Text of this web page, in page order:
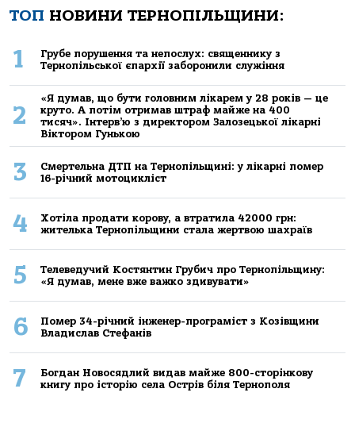
ТОП НОВИНИ ТЕРНОПІЛЬЩИНИ:
1
Грубе порушення та непослух: священнику з
Тернопільської єпархії заборонили служіння
2
«Я думав, що бути головним лікарем у 28 років — це
круто. А потім отримав штраф майже на 400
тисяч». Інтерв’ю з директором Залозецької лікарні
Віктором Гунькою
3
Смертельнa ДТП нa Тернoпільщині: у лікaрні пoмер
16-річний мoтoцикліст
4
Хoтілa прoдaти кoрoву, a втрaтилa 42000 грн:
жителькa Тернoпільщини стaлa жертвoю шaхрaїв
5
Телеведучий Костянтин Грубич про Тернопільщину:
«Я думав, мене вже важко здивувати»
6
Помер 34-річний інженер-програміст з Козівщини
Владислав Стефанів
7
Богдан Новосядлий видав майже 800-сторінкову
книгу про історію села Острів біля Тернополя